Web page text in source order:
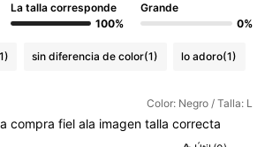
La talla corresponde
100%
Grande
0%
sin diferencia de color(1) lo adoro(1)
Color: Negro / Talla: L
comprafielala imagentallacorrecta